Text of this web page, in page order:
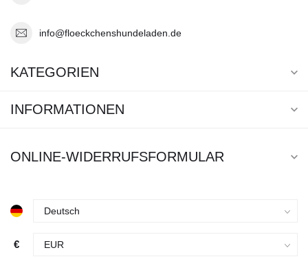
info@floeckchenshundeladen.de
KATEGORIEN
INFORMATIONEN
ONLINE-WIDERRUFSFORMULAR
€